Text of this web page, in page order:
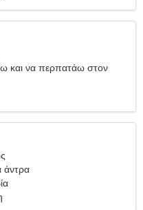
και να περπατάω στον
άντρα